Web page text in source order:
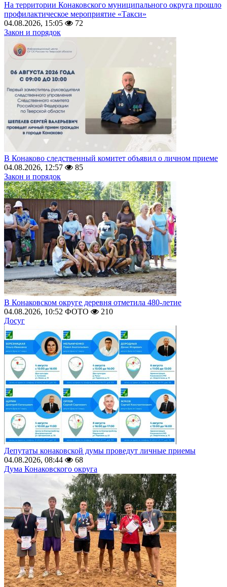
На территории Конаковского муниципального округа прошло
профилактическое мероприятие «Такси»
04.08.2026, 15:05
72
Закон и порядок
В Конаково следственный комитет объявил о личном приеме
04.08.2026, 12:57
85
Закон и порядок
В Конаковском округе деревня отметила 480-летие
04.08.2026, 10:52 ФОТО
210
Досуг
Депутаты конаковской думы проведут личные приемы
04.08.2026, 08:44
68
Дума Конаковского округа